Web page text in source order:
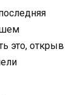
это, открыв